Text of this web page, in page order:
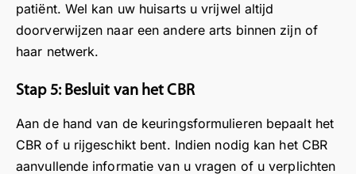
patiënt. Wel kan uw huisarts u vrijwel altijd
doorverwijzen naar een andere arts binnen zijn of
haar netwerk.
Stap 5: Besluit van het CBR
Aan de hand van de keuringsformulieren bepaalt het
CBR of u rijgeschikt bent. Indien nodig kan het CBR
aanvullende informatie van u vragen of u verplichten